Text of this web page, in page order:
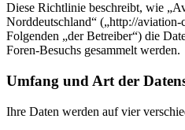
Diese Richtlinie beschreibt, wie
Norddeutschland“ („http://
Folgenden „der Betreiber“) die
Foren-Besuchs gesammelt werden.
Umfang und Art der
Ihre Daten werden auf vier